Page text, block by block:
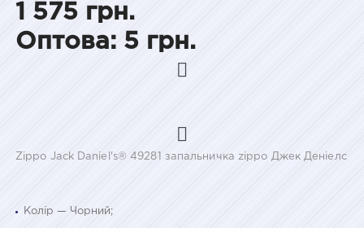
1 575 грн.
Оптова: 5 грн.
Zippo Jack Daniel's® 49281 запальничка zippo Джек Деніелс
Колір — Чорний;